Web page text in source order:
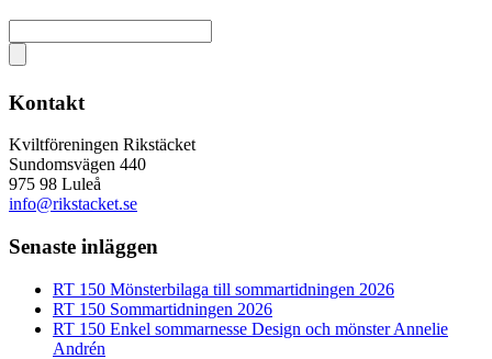
Kontakt
Kviltföreningen Rikstäcket
Sundomsvägen 440
975 98 Luleå
info@rikstacket.se
Senaste inläggen
RT 150 Mönsterbilaga till sommartidningen 2026
RT 150 Sommartidningen 2026
RT 150 Enkel sommarnesse Design och mönster Annelie
Andrén